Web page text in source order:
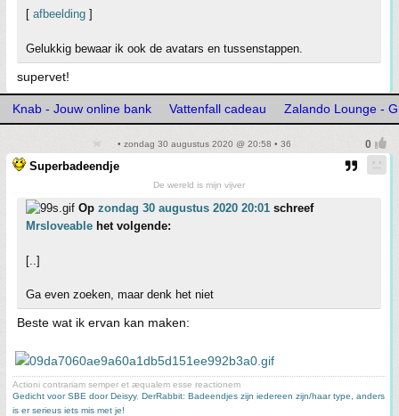
[ afbeelding ]
Gelukkig bewaar ik ook de avatars en tussenstappen.
supervet!
Knab - Jouw online bank Vattenfall cadeau Zalando Lounge -
• zondag 30 augustus 2020 @ 20:58 • 36
Superbadeendje
De wereld is mijn vijver
Op zondag 30 augustus 2020 20:01 schreef
Mrsloveable het volgende:
[..]
Ga even zoeken, maar denk het niet
Beste wat ik ervan kan maken:
Actioni contrariam semper et æqualem esse reactionem
Gedicht voor SBE door Deisyy, DerRabbit: Badeendjes zijn iedereen zijn/haar type, anders
is er serieus iets mis met je!